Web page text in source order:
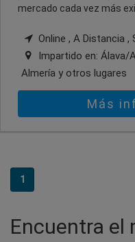
mercado cada vez más
Online , A Distancia ,
Impartido en: Álava/
Almería y otros lugares
Más
1
Encuentra el